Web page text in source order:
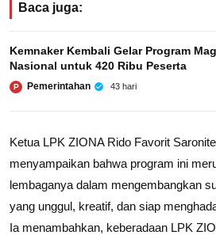
Baca juga:
Kemnaker Kembali Gelar Program
Nasional untuk 420 Ribu Peserta
P Pemerintahan 43 hari
Ketua LPK ZIONA Rido Favorit
menyampaikan bahwa program ini
lembaganya dalam mengembangkan
yang unggul, kreatif, dan siap
Ia menambahkan, keberadaan LPK